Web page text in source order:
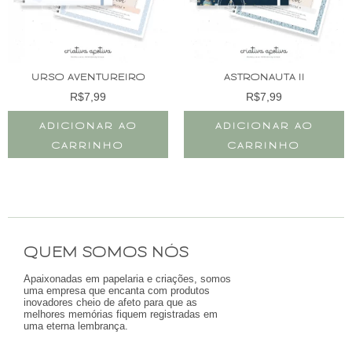
URSO AVENTUREIRO
R$7,99
ADICIONAR AO
CARRINHO
ASTRONAUTA II
R$7,99
ADICIONAR AO
CARRINHO
QUEM SOMOS NÓS
Apaixonadas em papelaria e criações, somos
uma empresa que encanta com produtos
inovadores cheio de afeto para que as
melhores memórias fiquem registradas em
uma eterna lembrança.